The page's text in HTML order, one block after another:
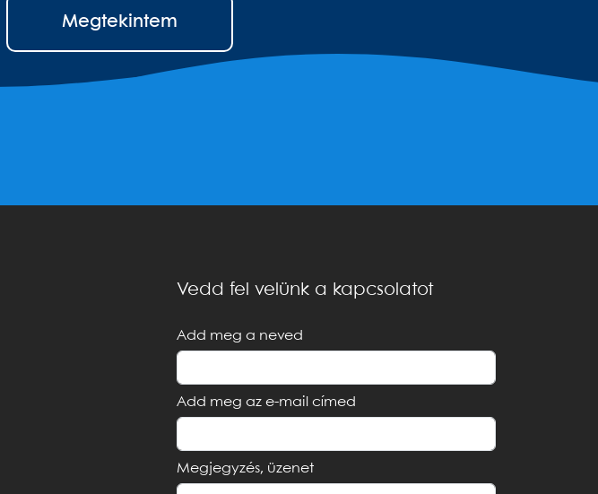
Megtekintem
Vedd fel velünk a kapcsolatot
Add meg a neved
Add meg az e-mail címed
Megjegyzés, üzenet